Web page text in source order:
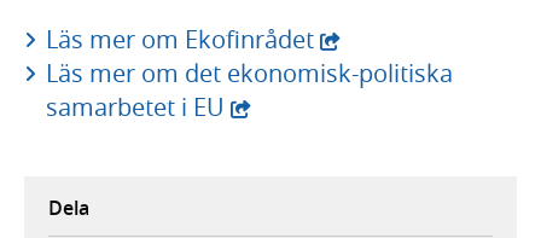
Läs mer om Ekofinrådet
Läs mer om det ekonomisk-politiska
samarbetet i EU
Dela